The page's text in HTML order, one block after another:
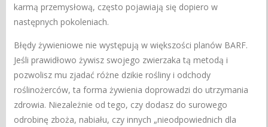
karmą przemysłową, często pojawiają się dopiero w
następnych pokoleniach.
Błędy żywieniowe nie występują w większości planów BARF.
Jeśli prawidłowo żywisz swojego zwierzaka tą metodą i
pozwolisz mu zjadać różne dzikie rośliny i odchody
roślinożerców, ta forma żywienia doprowadzi do utrzymania
zdrowia. Niezależnie od tego, czy dodasz do surowego
odrobinę zboża, nabiału, czy innych „nieodpowiednich dla